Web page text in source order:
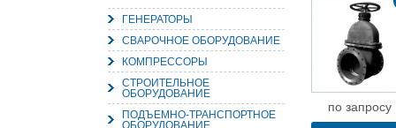
ГЕНЕРАТОРЫ
СВАРОЧНОЕ ОБОРУДОВАНИЕ
КОМПРЕССОРЫ
СТРОИТЕЛЬНОЕ
ОБОРУДОВАНИЕ
ПОДЪЕМНО-ТРАНСПОРТНОЕ
ОБОРУДОВАНИЕ
по запросу